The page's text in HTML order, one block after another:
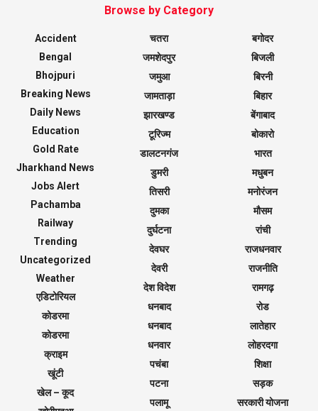
Browse by Category
Accident
Bengal
Bhojpuri
Breaking News
Daily News
Education
Gold Rate
Jharkhand News
Jobs Alert
Pachamba
Railway
Trending
Uncategorized
Weather
एडिटोरियल
कोडरमा
कोडरमा
क्राइम
खूंटी
खेल – कूद
चतरा
जमशेदपुर
जमुआ
जामताड़ा
झारखण्ड
टूरिज्म
डालटनगंज
डुमरी
तिसरी
दुमका
दुर्घटना
देवघर
देवरी
देश विदेश
धनबाद
धनबाद
धनवार
पचंबा
पटना
पलामू
बगोदर
बिजली
बिरनी
बिहार
बेंगाबाद
बोकारो
भारत
मधुबन
मनोरंजन
मौसम
रांची
राजधनवार
राजनीति
रामगढ़
रोड
लातेहार
लोहरदगा
शिक्षा
सड़क
सरकारी योजना